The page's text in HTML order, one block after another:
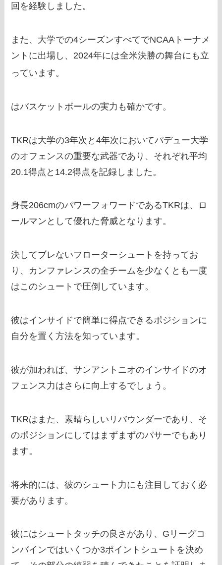
回を経験しました。
また、大学での4シーズンすべてでNCAAトーナメ
ントに出場し、2024年には全米決勝の舞台にも立
っています。
はバスケットボールの実力も確かです。
TKRは大学の3年次と4年次においてパデュー大学
のオフェンスの重要な武器であり、それぞれ平均
20.1得点と14.2得点を記録しました。
身長206cmのパワーフォワードであるTKRは、ロ
ールマンとして優れた脅威となります。
決してブレないフローターシュートを持ってお
り、カンファレンスの全チームを少なくとも一度
はこのシュートで圧倒しています。
彼はインサイドで簡単に得点できるポジションに
自分を置く方法を知っています。
彼が加われば、サンアントニオのインサイドのオ
フェンス力はさらに向上するでしょう。
TKRはまた、素晴らしいリバウンダーであり、そ
のポジションにしてはまずまずのパサーでもあり
ます。
将来的には、彼のシュート力にも注目しておく必
要があります。
彼にはシュートタッチの良さがあり、Gリーグコ
ンバインではいくつか3ポイントシュートを決め